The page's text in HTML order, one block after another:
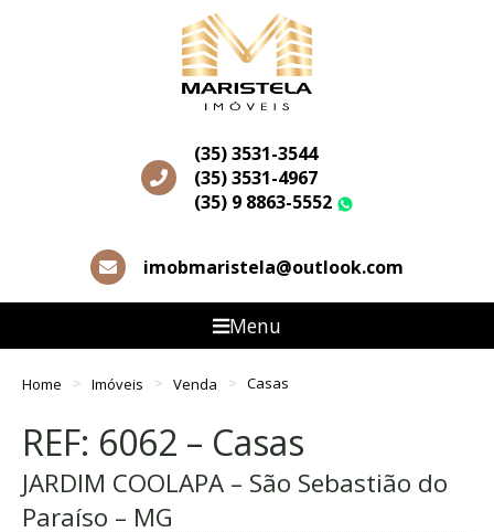
(35) 3531-3544
(35) 3531-4967
(35) 9 8863-5552
imobmaristela@outlook.com
Menu
Home Imóveis Venda Casas
REF: 6062 – Casas
JARDIM COOLAPA – São Sebastião do
Paraíso – MG